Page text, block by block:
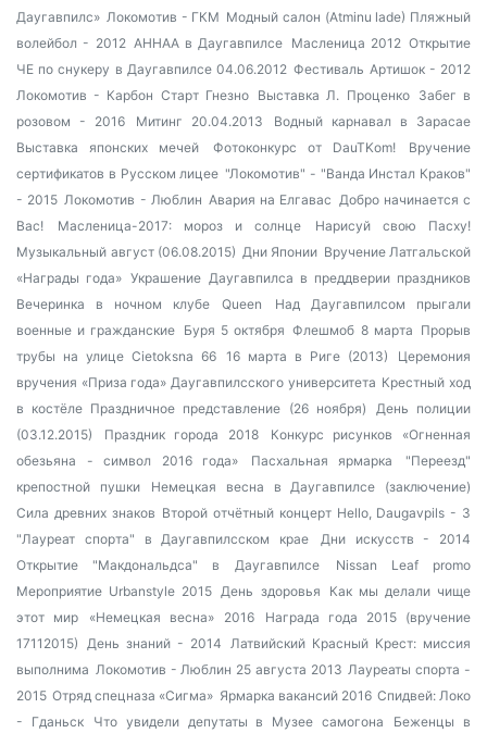
Даугавпилс» Локомотив - ГКМ Модный салон (Atminu lade) Пляжный
волейбол - 2012 AHHAA в Даугавпилсе Масленица 2012 Открытие
ЧЕ по снукеру в Даугавпилсе 04.06.2012 Фестиваль Артишок - 2012
Локомотив - Карбон Старт Гнезно
Выставка Л. Проценко
Забег в
розовом - 2016
Митинг 20.04.2013
Водный карнавал в Зарасае
Выставка японских мечей
Фотоконкурс от DauTKom!
Вручение
сертификатов в Русском лицее "Локомотив" - "Ванда Инстал Краков"
- 2015 Локомотив - Люблин Авария на Елгавас Добро начинается с
Вас!
Масленица-2017: мороз и солнце
Нарисуй свою Пасху!
Музыкальный август (06.08.2015) Дни Японии Вручение Латгальской
«Награды года» Украшение Даугавпилса в преддверии праздников
Вечеринка в ночном клубе Queen
Над Даугавпилсом прыгали
военные и гражданские Буря 5 октября Флешмоб 8 марта Прорыв
трубы на улице Cietoksna 66 16 марта в Риге (2013)
Церемония
вручения «Приза года» Даугавпилсского университета Крестный ход
в костёле Праздничное представление (26 ноября)
День полиции
(03.12.2015)
Праздник города 2018
Конкурс рисунков «Огненная
обезьяна - символ 2016 года»
Пасхальная ярмарка
"Переезд"
крепостной пушки
Немецкая весна в Даугавпилсе (заключение)
Сила древних знаков Второй отчётный концерт Hello, Daugavpils - 3
"Лауреат спорта" в Даугавпилсском крае
Дни искусств - 2014
Открытие "Макдональдса" в Даугавпилсе
Nissan Leaf promo
Мероприятие Urbanstyle 2015 День здоровья
Как мы делали чище
этот мир
«Немецкая весна» 2016
Награда года 2015 (вручение
17112015) День знаний - 2014 Латвийский Красный Крест: миссия
выполнима Локомотив - Люблин 25 августа 2013 Лауреаты спорта -
2015 Отряд спецназа «Сигма» Ярмарка вакансий 2016 Спидвей: Локо
- Гданьск
Что увидели депутаты в Музее самогона
Беженцы в